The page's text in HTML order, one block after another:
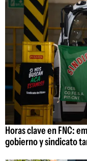
Horas clave en FNC:
gobierno y sindicato